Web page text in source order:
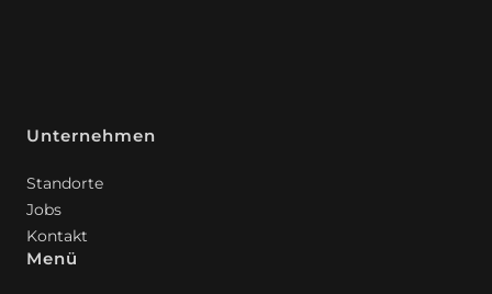
Unternehmen
Standorte
Jobs
Kontakt
Menü